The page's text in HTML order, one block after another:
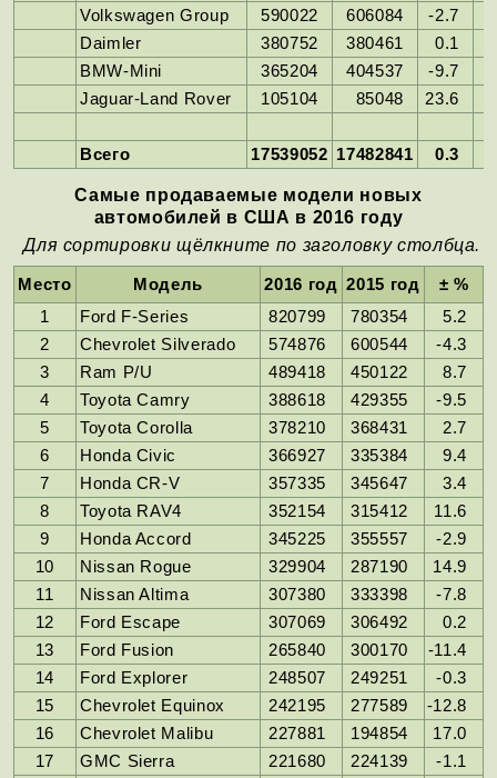
Volkswagen Group 590022 606084 -2.7
Daimler
380752 380461 0.1
BMW-Mini
365204 404537 -9.7
Jaguar-Land Rover
105104 85048 23.6
Всего 17539052 17482841 0.3
Самые продаваемые модели новых
автомобилей в США в 2016 году
Для сортировки щёлкните по заголовку столбца.
Место Модель 2016 год 2015 год
± %
1
Ford F-Series 820799 780354
5.2
2
Chevrolet Silverado 574876 600544
-4.3
3
Ram P/U 489418 450122
8.7
4
Toyota Camry 388618 429355
-9.5
5
Toyota Corolla 378210 368431
2.7
6
Honda Civic 366927 335384
9.4
7
Honda CR-V 357335 345647
3.4
8
Toyota RAV4 352154 315412
11.6
9
Honda Accord 345225 355557
-2.9
10
Nissan Rogue 329904 287190
14.9
11
Nissan Altima 307380 333398
-7.8
12
Ford Escape 307069 306492
0.2
13
Ford Fusion 265840 300170
-11.4
14
Ford Explorer 248507 249251
-0.3
15
Chevrolet Equinox 242195 277589
-12.8
16
Chevrolet Malibu 227881 194854
17.0
17
GMC Sierra 221680 224139
-1.1